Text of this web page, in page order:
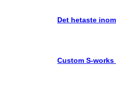
Det hetaste
Custom S-works